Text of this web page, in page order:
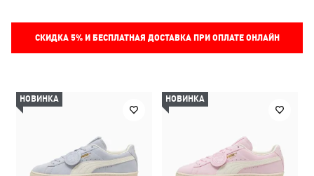
СКИДКА 5%И БЕСПЛАТНАЯ ДОСТАВКА ПРИ ОПЛАТЕ ОНЛАЙН
НОВИНКА НОВИНКА